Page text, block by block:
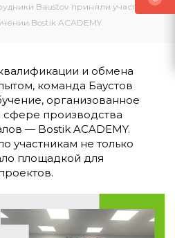
Baustov приняли участие в
Bostik ACADEMY
и обмена
команда Баустов
организованное
производства
— Bostik ACADEMY.
участникам не только
площадкой для